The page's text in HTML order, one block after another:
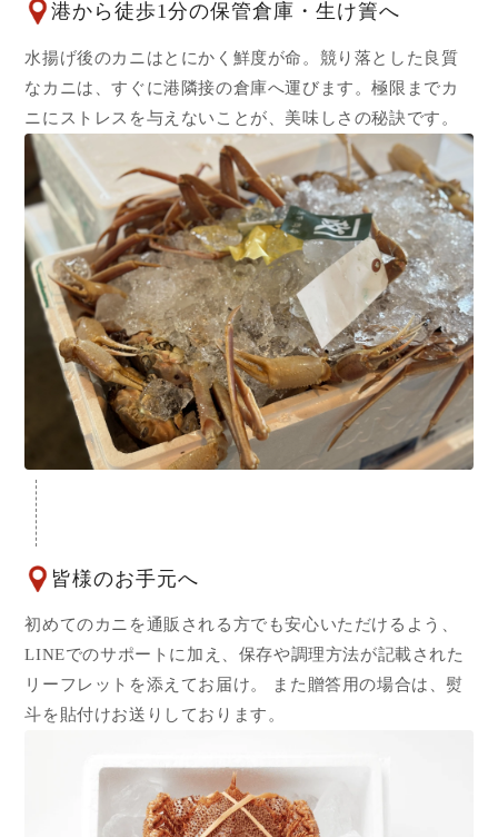
港から徒歩1分の保管倉庫・生け簀へ
水揚げ後のカニはとにかく鮮度が命。競り落とした良質
なカニは、すぐに港隣接の倉庫へ運びます。極限までカ
ニにストレスを与えないことが、美味しさの秘訣です。
皆様のお手元へ
初めてのカニを通販される方でも安心いただけるよう、
LINEでのサポートに加え、保存や調理方法が記載された
リーフレットを添えてお届け。 また贈答用の場合は、熨
斗を貼付けお送りしております。